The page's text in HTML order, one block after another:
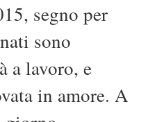
segno per
sono
a lavoro, e
in amore. A